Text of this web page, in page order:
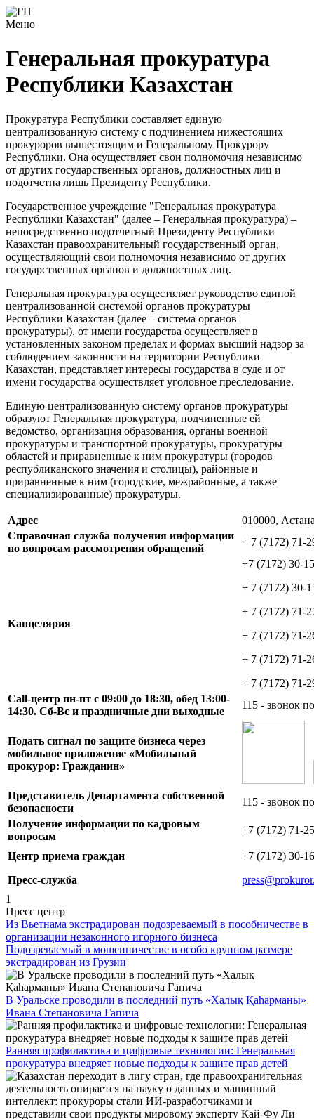
Меню
Генеральная прокуратура
Республики Казахстан
Прокуратура Республики составляет единую
централизованную систему с подчинением нижестоящих
прокуроров вышестоящим и Генеральному Прокурору
Республики. Она осуществляет свои полномочия независимо
от других государственных органов, должностных лиц и
подотчетна лишь Президенту Республики.
Государственное учреждение "Генеральная прокуратура
Республики Казахстан" (далее – Генеральная прокуратура) –
непосредственно подотчетный Президенту Республики
Казахстан правоохранительный государственный орган,
осуществляющий свои полномочия независимо от других
государственных органов и должностных лиц.
Генеральная прокуратура осуществляет руководство единой
централизованной системой органов прокуратуры
Республики Казахстан (далее – система органов
прокуратуры), от имени государства осуществляет в
установленных законом пределах и формах высший надзор за
соблюдением законности на территории Республики
Казахстан, представляет интересы государства в суде и от
имени государства осуществляет уголовное преследование.
Единую централизованную систему органов прокуратуры
образуют Генеральная прокуратура, подчиненные ей
ведомство, организация образования, органы военной
прокуратуры и транспортной прокуратуры, прокуратуры
областей и приравненные к ним прокуратуры (городов
республиканского значения и столицы), районные и
приравненные к ним (городские, межрайонные, а также
специализированные) прокуратуры.
Адрес
010000,
Справочная служба получения информации
по вопросам рассмотрения обращений
+ 7 (7172) 71-
Канцелярия
+7 (7172) 30-
+ 7 (7172) 30-
+ 7 (7172) 71-
+ 7 (7172) 71-
+ 7 (7172) 71-
+ 7 (7172) 71-
Call-центр пн-пт с 09:00 до 18:30, обед 13:00-
14:30. Сб-Вс и праздничные дни выходные
115 - звонок
Подать сигнал по защите бизнеса через
мобильное приложение «Мобильный
прокурор: Гражданин»
Представитель Департамента собственной
безопасности
115 - звонок
Получение информации по кадровым
вопросам
+7 (7172) 71-
Центр приема граждан
+7 (7172) 30-
Пресс-служба
1
Пресс центр
Из Вьетнама экстрадирован подозреваемый в пособничестве в
организации незаконного игорного бизнеса
Подозреваемый в мошенничестве в особо крупном размере
экстрадирован из Грузии
В Уральске проводили в последний путь «Халық Қаһарманы»
Ивана Степановича Гапича
Ранняя профилактика и цифровые технологии: Генеральная
прокуратура внедряет новые подходы к защите прав детей